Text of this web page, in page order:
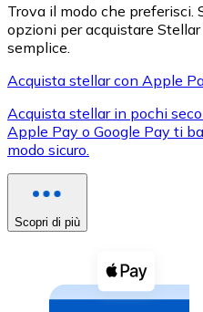
XRP
XRP
Vedi tutto
Buoni cripto
Acquista criptovalute
Trova il modo che
opzioni per acquistare
semplice.
Acquista stellar con Apple
Acquista stellar in pochi
Apple Pay o Google Pay ti
modo sicuro.
Scopri di più